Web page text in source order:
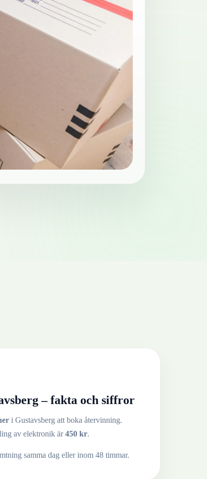
– fakta och siffror
i Gustavsberg att boka återvinning.
av elektronik är450 kr.
samma dag eller inom 48 timmar.